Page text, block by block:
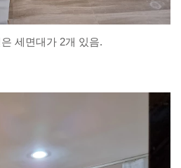
세면대가 2개 있음.